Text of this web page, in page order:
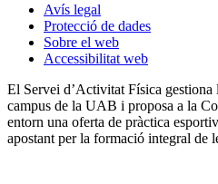
Avís legal
Protecció de dades
Sobre el web
Accessibilitat web
El Servei d’Activitat Física gestiona
campus de la UAB i proposa a la
entorn una oferta de pràctica
apostant per la formació integral de